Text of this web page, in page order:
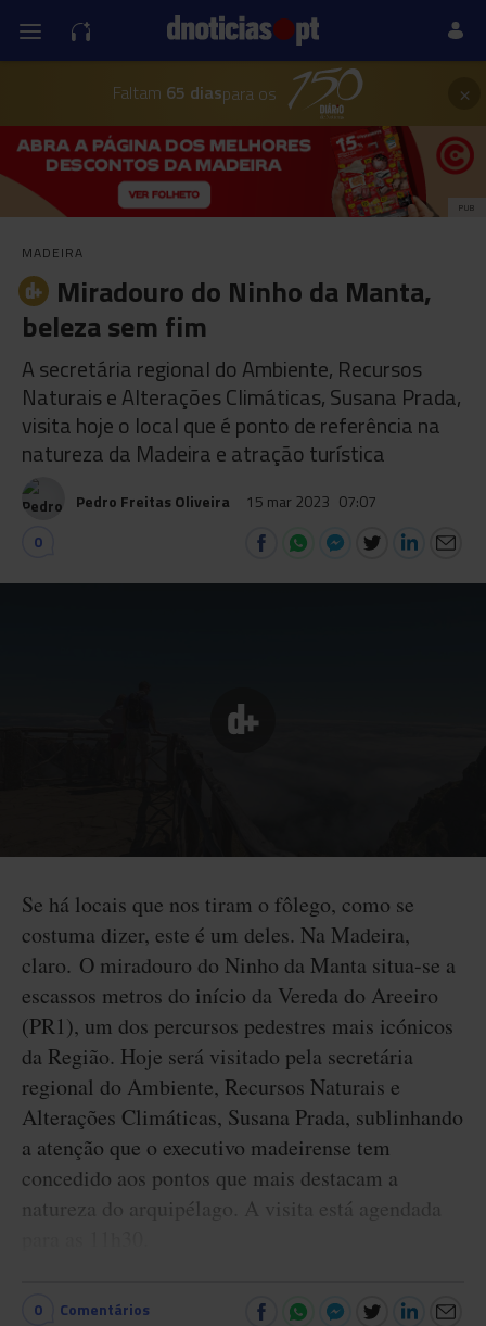
Faltam 65 diaspara os ×
PUB
MADEIRA
Miradouro do Ninho da Manta,
beleza sem fim
A secretária regional do Ambiente, Recursos
Naturais e Alterações Climáticas, Susana Prada,
visita hoje o local que é ponto de referência na
natureza da Madeira e atração turística
Pedro Freitas Oliveira 15 mar 2023 07:07
0
Se há locais que nos tiram o fôlego, como se
costuma dizer, este é um deles. Na Madeira,
claro. O miradouro do Ninho da Manta situa-se a
escassos metros do início da Vereda do Areeiro
(PR1), um dos percursos pedestres mais icónicos
da Região. Hoje será visitado pela secretária
regional do Ambiente, Recursos Naturais e
Alterações Climáticas, Susana Prada, sublinhando
a atenção que o executivo madeirense tem
concedido aos pontos que mais destacam a
natureza do arquipélago. A visita está agendada
0 Comentários